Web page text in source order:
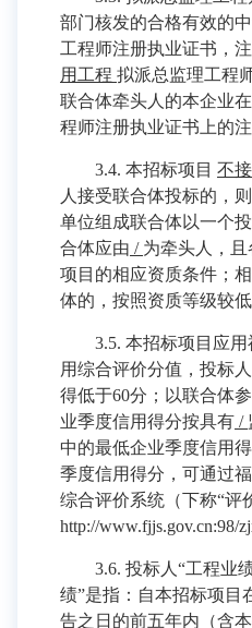
部门核发的合格有效的
工程师注册执业证书，
用工程 拟派总监理工程
联合体牵头人的本企业
程师注册执业证书上的注
3.4. 本招标项目 不
人接受联合体投标的，
单位组成联合体以一个
合体应由 / 为牵头人，
项目的相应资质条件；
体的，按照资质等级较
3.5. 本招标项目应
用综合评价分值，投标
得低于60分；以联合体
业季度信用得分按具有 /
中的最低企业季度信用
季度信用得分，可通过
综合评价系统（下称“评
http://www.fjjs.gov.cn:98/
3.6. 投标人“工程业
绩”是指：自本招标项目
告之日的前五年内（含